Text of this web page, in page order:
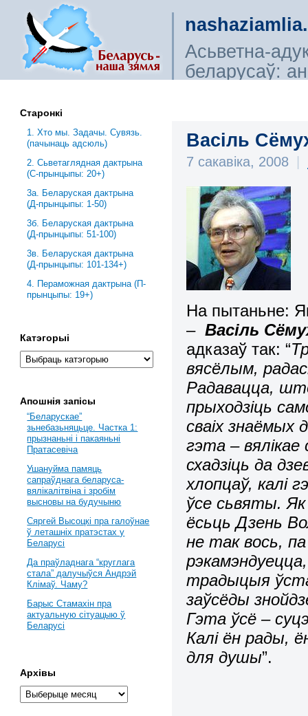
Асьветна-
беларусаў:
Васіль
7 сакавіка, 2008 |
На пытаньне:
–Васіль
адказаў так: “
вясёлым,
Радавацца,
прыходзіць
сваіх знаёмых
гэта –
схадзіць да
хлопцаў, калі
ўсе сьвяты.
ёсьць Дзень
не так вось,
традыцыя
заўсёды
Гэта ўсё –
Калі ён рады,
для душы”.
Старонкі
1. Хто мы. Задачы. Сувязь.
(пачынаць адсюль)
2. Сьветаглядная дактрына
(С-прынцыпы: 20+)
3a. Беларуская дактрына
(Д-прынцыпы: 1-50)
3б. Беларуская дактрына
(Д-прынцыпы: 51-100)
3в. Беларуская дактрына
(Д-прынцыпы: 101-134+)
4. Пераможная дактрына (П-
прынцыпы: 19+)
Катэгорыі
Апошнія запісы
“Беларускае”
зьнебазьняцьце. Частка 1:
прызнаньні і пакаяньні
Пратасевіча
Ушануйма памяць
сапраўднага беларуса-
вялікалітвіна і зробім
высновы на будучыню
Сяргей Высоцкі пра галоўнае
ў леташніх пратэстах у
Беларусі
Да праўладнага “круглага
стала” далучыўся Андрэй
Клімаў. Чаму?
Барыс Стамахін пра
актуальную сітуацыю ў
Беларусі
Архівы